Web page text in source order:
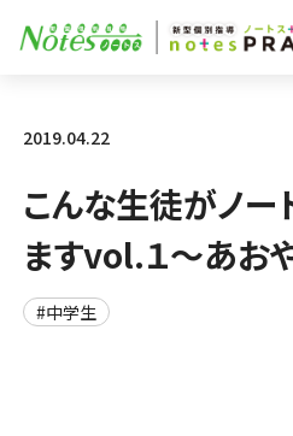
2019.04.22
こんな生徒がノー
ますvol.１～あお
#中学生